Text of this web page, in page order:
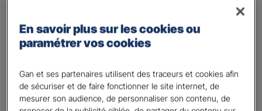
Percevoir un complément de revenu
Optimiser ma fiscalité
Plusieurs choix possibles
Vos informations :
En savoir plus sur les cookies ou
paramétrer vos cookies
Gan et ses partenaires utilisent des traceurs et cookies afin
de sécuriser et de faire fonctionner le site internet, de
mesurer son audience, de personnaliser son contenu, de